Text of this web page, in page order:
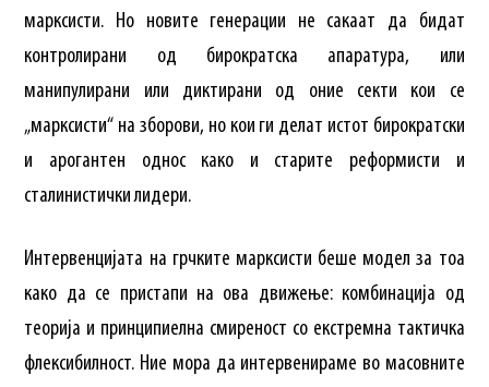
марксисти. Но новите генерации не сакаат да бидат
контролирани од бирократска апаратура, или
манипулирани или диктирани од оние секти кои се
„марксисти“ на зборови, но кои ги делат истот бирократски
и арогантен однос како и старите реформисти и
сталинистички лидери.
Интервенцијата на грчките марксисти беше модел за тоа
како да се пристапи на ова движење: комбинација од
теорија и принципиелна смиреност со екстремна тактичка
флексибилност. Ние мора да интервенираме во масовните